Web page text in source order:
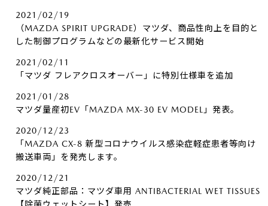
2021/02/19
（MAZDA SPIRIT UPGRADE）マツダ、商品性向上を目的と
した制御プログラムなどの最新化サービス開始
2021/02/11
「マツダ フレアクロスオーバー」に特別仕様車を追加
2021/01/28
マツダ量産初EV「MAZDA MX-30 EV MODEL」発表。
2020/12/23
「MAZDA CX-8 新型コロナウイルス感染症軽症患者等向け
搬送車両」を発売します。
2020/12/21
マツダ純正部品：マツダ車用 ANTIBACTERIAL WET TISSUES
【除菌ウェットシート】発売